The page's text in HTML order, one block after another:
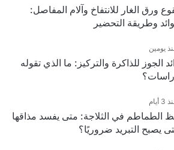
ورق الغار للانتفاخ وآلام المفاصل:
وطريقة التحضير
يومين
الجوز للذاكرة والتركيز: ما الذي تقوله
أيام
الطماطم في الثلاجة: متى يفسد مذاقها
يصبح التبريد ضروريًا؟